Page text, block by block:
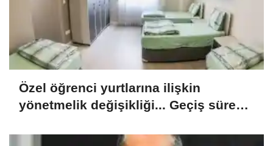
Özel öğrenci yurtlarına ilişkin
yönetmelik değişikliği... Geçiş süresi